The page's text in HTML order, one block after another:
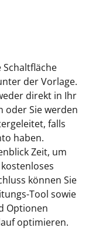
Schaltfläche
der Vorlage.
direkt in Ihr
oder Sie werden
falls
haben.
Zeit, um
können Sie
Tool sowie
Optionen
optimieren.